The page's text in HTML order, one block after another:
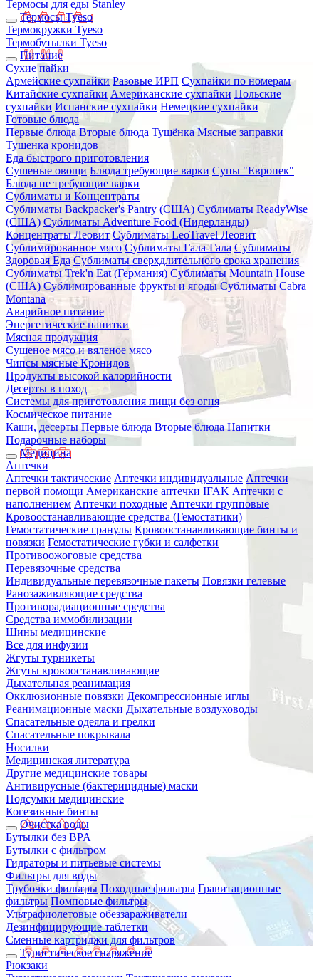
Термосы для еды Stanley
Термосы Tyeso
Термокружки Tyeso
Термобутылки Tyeso
Питание
Сухие пайки
Армейские сухпайки Разовые ИРП Сухпайки по номерам
Китайские сухпайки Американские сухпайки Польские
сухпайки Испанские сухпайки Немецкие сухпайки
Готовые блюда
Первые блюда Вторые блюда Тушёнка Мясные заправки
Тушенка кронидов
Еда быстрого приготовления
Сушеные овощи Блюда требующие варки Супы "Европек"
Блюда не требующие варки
Сублиматы и Концентраты
Сублиматы Backpacker's Pantry (США) Сублиматы ReadyWise
(США) Сублиматы Adventure Food (Нидерланды)
Концентраты Леовит Сублиматы LeoTravel Леовит
Сублимированное мясо Сублиматы Гала-Гала Сублиматы
Здоровая Еда Сублиматы сверхдлительного срока хранения
Сублиматы Trek'n Eat (Германия) Сублиматы Mountain House
(США) Сублимированные фрукты и ягоды Сублиматы Cabra
Montana
Аварийное питание
Энергетические напитки
Мясная продукция
Сушеное мясо и вяленое мясо
Чипсы мясные Кронидов
Продукты высокой калорийности
Десерты в поход
Системы для приготовления пищи без огня
Космическое питание
Каши, десерты Первые блюда Вторые блюда Напитки
Подарочные наборы
Медицина
Аптечки
Аптечки тактические Аптечки индивидуальные Аптечки
первой помощи Американские аптечки IFAK Аптечки с
наполнением Аптечки походные Аптечки групповые
Кровоостанавливающие средства (Гемостатики)
Гемостатические гранулы Кровоостанавливающие бинты и
повязки Гемостатические губки и салфетки
Противоожоговые средства
Перевязочные средства
Индивидуальные перевязочные пакеты Повязки гелевые
Ранозаживляющие средства
Противорадиационные средства
Средства иммобилизации
Шины медицинские
Все для инфузии
Жгуты турникеты
Жгуты кровоостанавливающие
Дыхательная реанимация
Окклюзионные повязки Декомпрессионные иглы
Реанимационные маски Дыхательные воздуховоды
Спасательные одеяла и грелки
Спасательные покрывала
Носилки
Медицинская литература
Другие медицинские товары
Антивирусные (бактерицидные) маски
Подсумки медицинские
Когезивные бинты
Очистка воды
Бутылки без BPA
Бутылки с фильтром
Гидраторы и питьевые системы
Фильтры для воды
Трубочки фильтры Походные фильтры Гравитационные
фильтры Помповые фильтры
Ультрафиолетовые обеззараживатели
Дезинфицирующие таблетки
Сменные картриджи для фильтров
Туристическое снаряжение
Рюкзаки